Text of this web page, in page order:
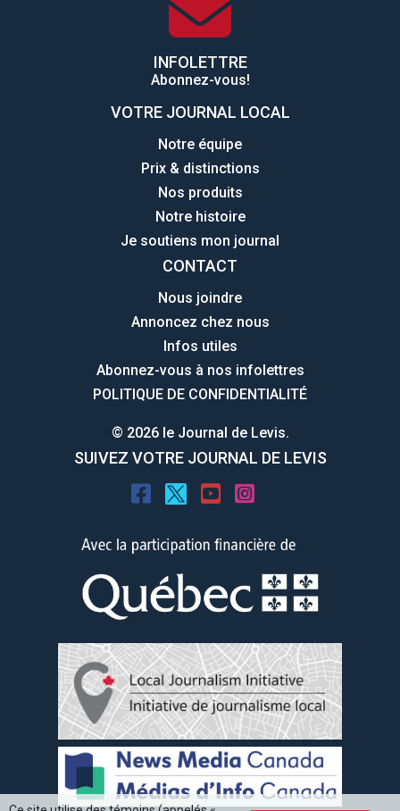
INFOLETTRE
Abonnez-vous!
VOTRE JOURNAL LOCAL
Notre équipe
Prix & distinctions
Nos produits
Notre histoire
Je soutiens mon journal
CONTACT
Nous joindre
Annoncez chez nous
Infos utiles
Abonnez-vous à nos infolettres
POLITIQUE DE CONFIDENTIALITÉ
© 2026 le Journal de Levis.
SUIVEZ VOTRE JOURNAL DE LEVIS